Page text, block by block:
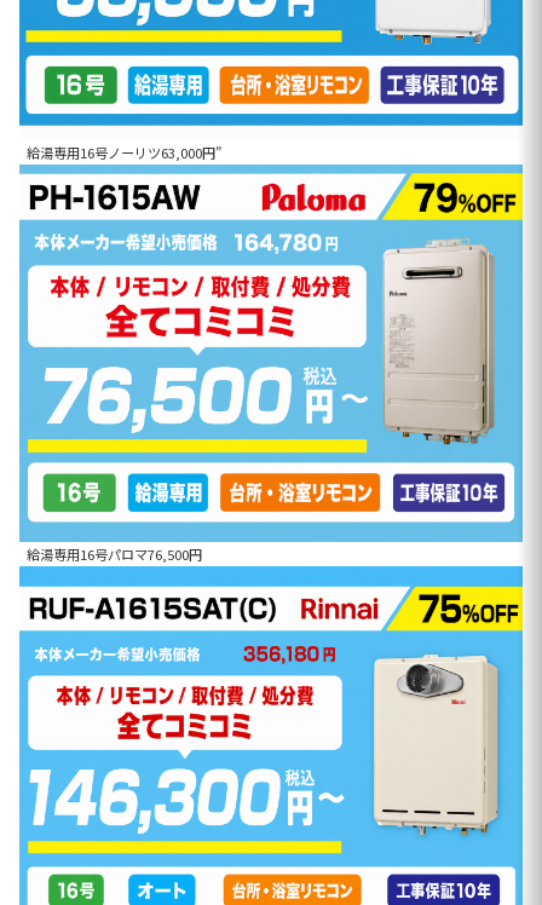
給湯専用16号ノーリツ63,000円”
給湯専用16号パロマ76,500円